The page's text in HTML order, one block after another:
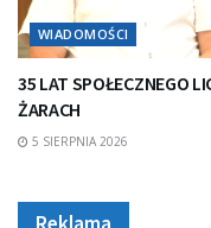
WIADOMOŚCI
35 LAT SPOŁECZNEGO
ŻARACH
5 SIERPNIA 2026